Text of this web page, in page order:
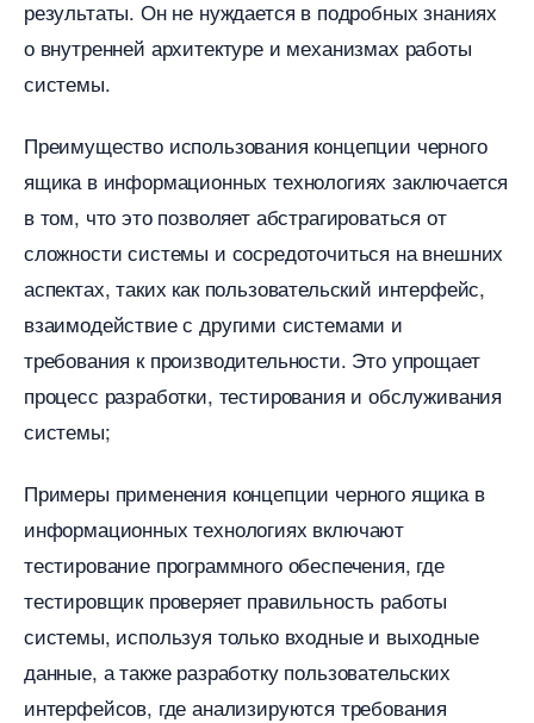
результаты. Он не нуждается в подробных знаниях
о внутренней архитектуре и механизмах работы
системы.​
Преимущество использования концепции черного
ящика в информационных технологиях заключается
том, что это позволяет абстрагироваться от
сложности системы и сосредоточиться на внешних
аспектах, таких как пользовательский интерфейс,
заимодействие с другими системами и
требования к производительности.​ Это упрощает
процесс разработки, тестирования и обслуживания
системы;
Примеры применения концепции черного ящика
информационных технологиях включают
тестирование программного обеспечения, где
тестировщик проверяет правильность работы
системы, используя только входные и выходные
данные, а также разработку пользовательских
интерфейсов, где анализируются требования